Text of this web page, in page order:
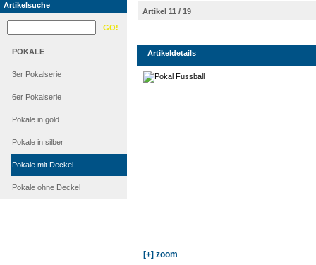
Artikelsuche
POKALE
3er Pokalserie
6er Pokalserie
Pokale in gold
Pokale in silber
Pokale mit Deckel
Pokale ohne Deckel
Artikel 11 / 19
Artikeldetails
[+] zoom